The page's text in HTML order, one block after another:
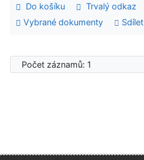
Do košíku Trvalý odkaz
Vybrané dokumenty
Sdílet
Počet záznamů: 1